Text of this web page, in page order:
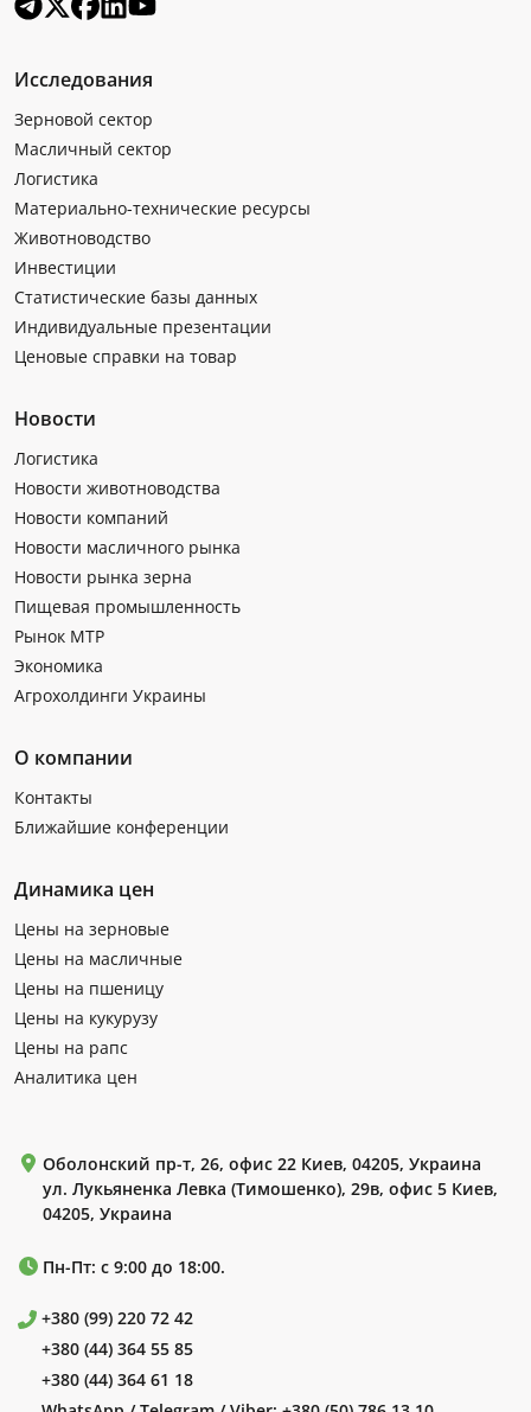
Исследования
Зерновой сектор
Масличный сектор
Логистика
Материально-технические ресурсы
Животноводство
Инвестиции
Статистические базы данных
Индивидуальные презентации
Ценовые справки на товар
Новости
Логистика
Новости животноводства
Новости компаний
Новости масличного рынка
Новости рынка зерна
Пищевая промышленность
Рынок МТР
Экономика
Агрохолдинги Украины
О компании
Контакты
Ближайшие конференции
Динамика цен
Цены на зерновые
Цены на масличные
Цены на пшеницу
Цены на кукурузу
Цены на рапс
Аналитика цен
Оболонский пр-т, 26, офис 22 Киев, 04205, Украина
ул. Лукьяненка Левка (Тимошенко), 29в, офис 5 Киев,
04205, Украина
Пн-Пт: с 9:00 до 18:00.
+380 (99) 220 72 42
+380 (44) 364 55 85
+380 (44) 364 61 18